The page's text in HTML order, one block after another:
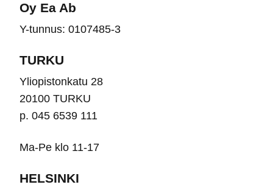
Oy Ea Ab
Y-tunnus: 0107485-3
TURKU
Yliopistonkatu 28
20100 TURKU
p. 045 6539 111
Ma-Pe klo 11-17
HELSINKI